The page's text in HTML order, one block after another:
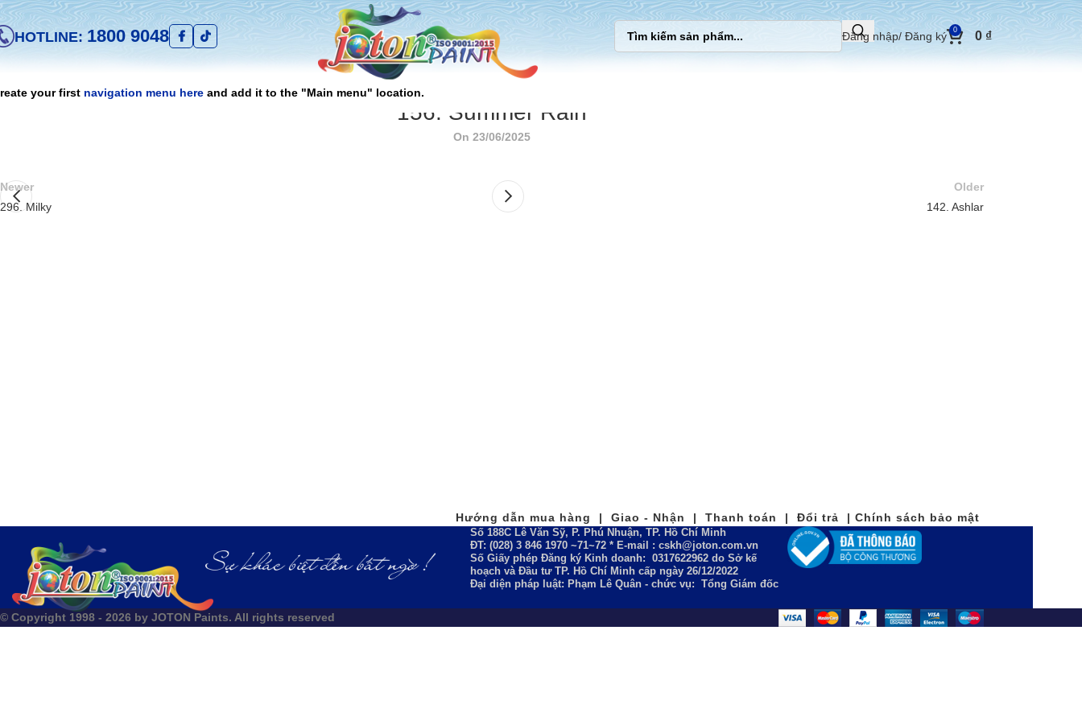
HOTLINE: 1800 9048 Đăng nhập/ Đăng ký 0 0 ₫
your first navigation menu here and add it to the "Main menu" location.
156. Summer Rain
On 23/06/2025
Newer
296. Milky
Older
142. Ashlar
Hướng dẫn mua hàng | Giao - Nhận | Thanh toán | Đổi trả | Chính sách bảo mật
Số 188C Lê Văn Sỹ, P. Phú Nhuận, TP. Hồ Chí Minh
ĐT: (028) 3 846 1970 ~71~72 * E-mail : cskh@joton.com.vn
Số Giấy phép Đăng ký Kinh doanh: 0317622962 do Sở kế
hoạch và Đầu tư TP. Hồ Chí Minh cấp ngày 26/12/2022
Đại diện pháp luật: Phạm Lê Quân - chức vụ: Tổng Giám đốc
© Copyright 1998 - 2026 by JOTON Paints. All rights reserved